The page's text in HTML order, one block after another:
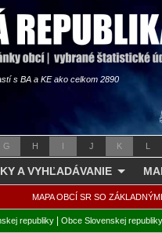
s BA a KE ako celkom 2890
G H I J K L
A VYHĽADÁVANIE
MAPA OBCÍ SR SO
republiky| Obce Slovenskej republiky